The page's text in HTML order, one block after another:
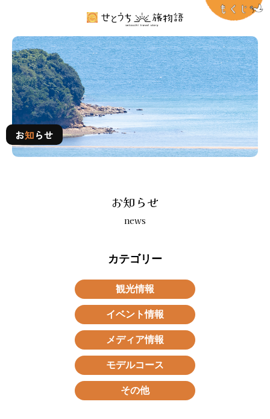
お知らせ
お知らせ
お知らせ
news
カテゴリー
観光情報
イベント情報
メディア情報
モデルコース
その他